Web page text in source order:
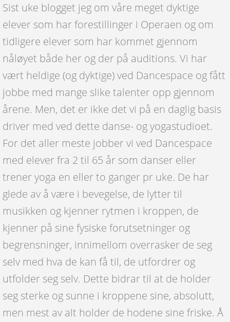
Sist uke blogget jeg om våre meget dyktige
elever som har forestillinger i Operaen og om
tidligere elever som har kommet gjennom
nåløyet både her og der på auditions. Vi har
vært heldige (og dyktige) ved Dancespace og fått
jobbe med mange slike talenter opp gjennom
årene. Men, det er ikke det vi på en daglig basis
driver med ved dette danse- og yogastudioet.
For det aller meste jobber vi ved Dancespace
med elever fra 2 til 65 år som danser eller
trener yoga en eller to ganger pr uke. De har
glede av å være i bevegelse, de lytter til
musikken og kjenner rytmen i kroppen, de
kjenner på sine fysiske forutsetninger og
begrensninger, innimellom overrasker de seg
selv med hva de kan få til, de utfordrer og
utfolder seg selv. Dette bidrar til at de holder
seg sterke og sunne i kroppene sine, absolutt,
men mest av alt holder de hodene sine friske. Å